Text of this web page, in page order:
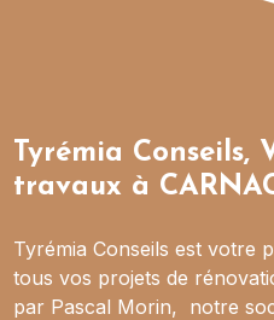
Tyrémia
travaux à
Tyrémia Conseils est votre
tous vos projets de
par Pascal Morin, notre